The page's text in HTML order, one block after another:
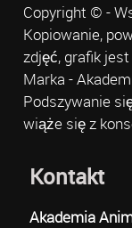
Copyright © -
Kopiowanie,
zdjęć, grafik
Marka -
Podszywanie
wiąże się z
Kontakt
Akademia